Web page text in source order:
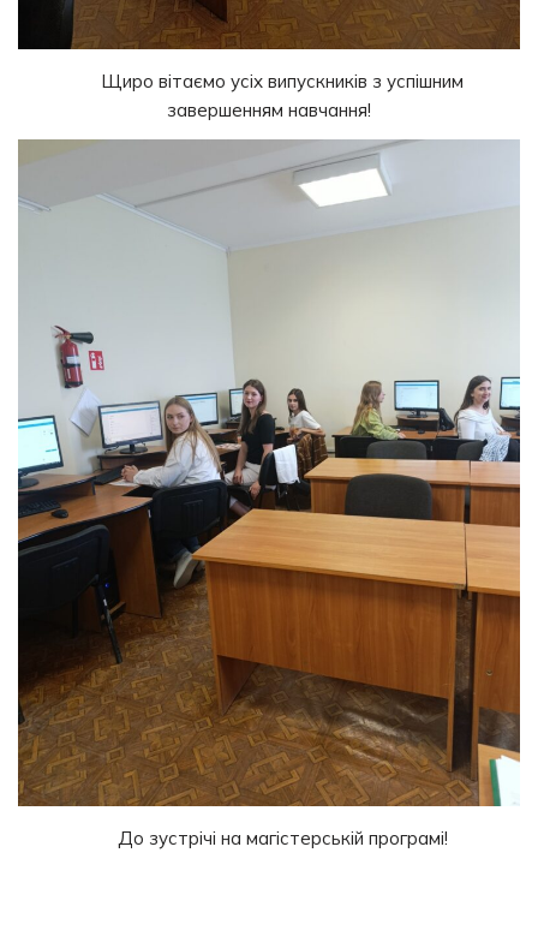
Щиро вітаємо усіх випускників з успішним
завершенням навчання!
До зустрічі на магістерській програмі!